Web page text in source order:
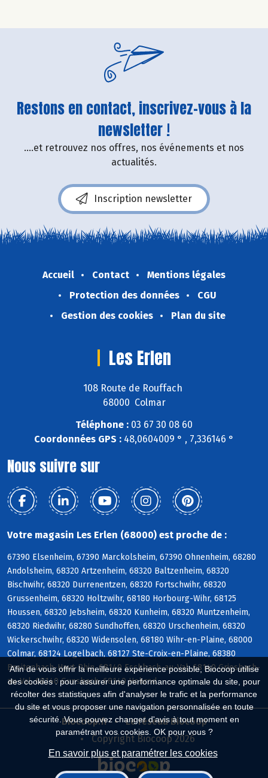
Afin de vous offrir la meilleure expérience possible, Biocoop utilise
des cookies : pour assurer une performance optimale du site, pour
récolter des statistiques afin d'analyser le trafic et la performance
du site et vous proposer une navigation personnalisée en toute
sécurité. Vous pouvez changer d'avis à tout moment en
paramétrant vos cookies. OK pour vous ?
En savoir plus et paramétrer les cookies
Restons en contact, inscrivez-vous à la
newsletter !
....et retrouvez nos offres, nos événements et nos
actualités.
Inscription newsletter
Accueil Contact
Mentions légales
Protection des données
CGU
Gestion des cookies
Plan du site
Les Erlen
108 Route de Rouffach
68000 Colmar
Téléphone : 03 67 30 08 60
Coordonnées GPS : 48,0604009 ° , 7,336146 °
Nous suivre sur
Votre magasin Les Erlen (68000) est proche de :
67390 Elsenheim, 67390 Marckolsheim, 67390 Ohnenheim, 68280
Andolsheim, 68320 Artzenheim, 68320 Baltzenheim, 68320
Bischwihr, 68320 Durrenentzen, 68320 Fortschwihr, 68320
Grussenheim, 68320 Holtzwihr, 68180 Horbourg-Wihr, 68125
Houssen, 68320 Jebsheim, 68320 Kunheim, 68320 Muntzenheim,
68320 Riedwihr, 68280 Sundhoffen, 68320 Urschenheim, 68320
Wickerschwihr, 68320 Widensolen, 68180 Wihr-en-Plaine, 68000
Colmar, 68124 Logelbach, 68127 Ste-Croix-en-Plaine, 68380
Breitenbach-Haut-Rhin, 68140 Eschbach-au-Val, 68140 Griesbach-
au-Val, 68140 Gunsbach, 68140 Hohrod
Biocoop.fr
Le réseau Biocoop
Copyright Biocoop 2026